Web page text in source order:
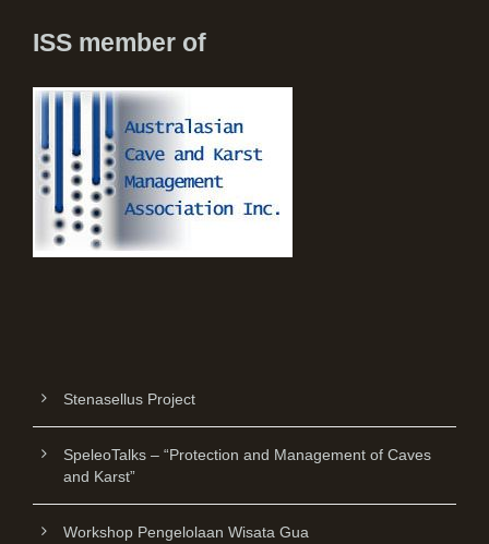
ISS member of
Stenasellus Project
SpeleoTalks – “Protection and Management of Caves
and Karst”
Workshop Pengelolaan Wisata Gua